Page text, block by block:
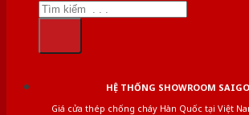
HỆ THỐNG SHOWROOM
Giá cửa thép chống cháy Hàn Quốc tại Việt